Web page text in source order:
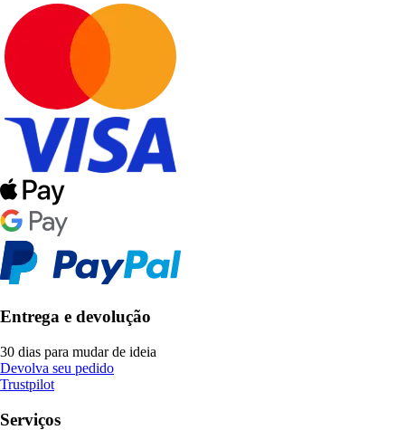
Entrega e devolução
30 dias para mudar de ideia
Devolva seu pedido
Trustpilot
Serviços